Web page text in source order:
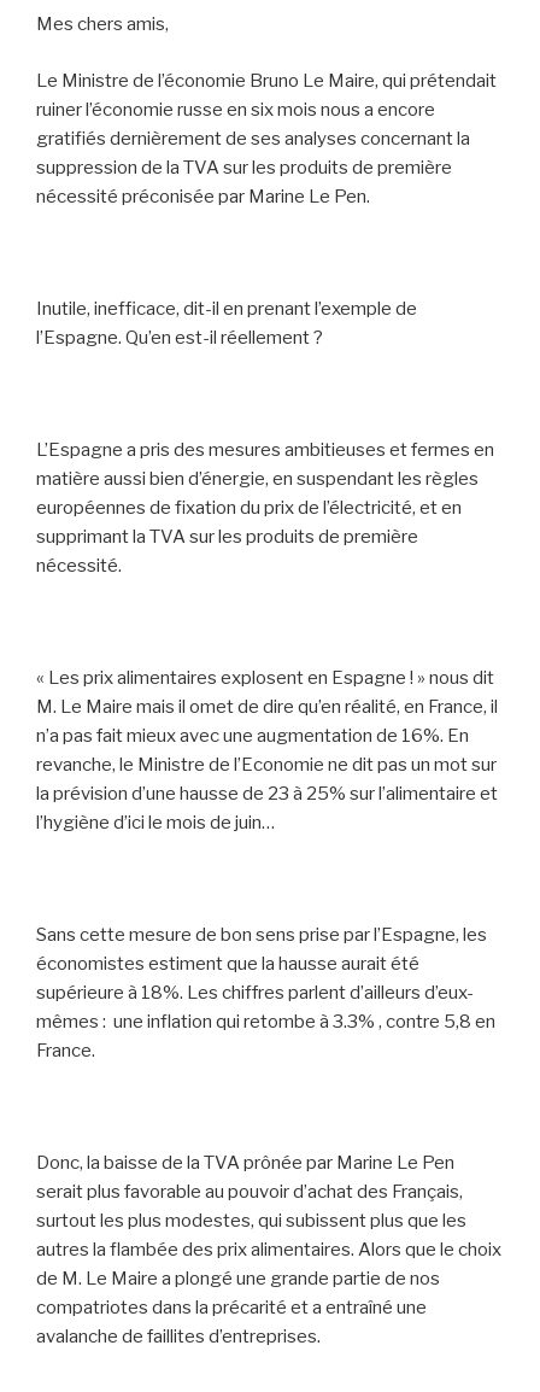
Mes chers amis,
Le Ministre de l’économie Bruno Le Maire, qui prétendait
ruiner l’économie russe en six mois nous a encore
gratifiés dernièrement de ses analyses concernant la
suppression de la TVA sur les produits de première
nécessité préconisée par Marine Le Pen.
Inutile, inefficace, dit-il en prenant l’exemple de
l’Espagne. Qu’en est-il réellement ?
L’Espagne a pris des mesures ambitieuses et fermes en
matière aussi bien d’énergie, en suspendant les règles
européennes de fixation du prix de l’électricité, et en
supprimant la TVA sur les produits de première
nécessité.
« Les prix alimentaires explosent en Espagne ! » nous dit
M. Le Maire mais il omet de dire qu’en réalité, en France, il
n’a pas fait mieux avec une augmentation de 16%. En
revanche, le Ministre de l’Economie ne dit pas un mot sur
la prévision d’une hausse de 23 à 25% sur l’alimentaire et
l’hygiène d’ici le mois de juin…
Sans cette mesure de bon sens prise par l’Espagne, les
économistes estiment que la hausse aurait été
supérieure à 18%. Les chiffres parlent d’ailleurs d’eux-
mêmes : une inflation qui retombe à 3.3% , contre 5,8 en
France.
Donc, la baisse de la TVA prônée par Marine Le Pen
serait plus favorable au pouvoir d’achat des Français,
surtout les plus modestes, qui subissent plus que les
autres la flambée des prix alimentaires. Alors que le choix
de M. Le Maire a plongé une grande partie de nos
compatriotes dans la précarité et a entraîné une
avalanche de faillites d’entreprises.